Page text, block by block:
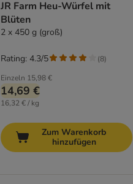
JR Farm Heu-Würfel mit
Blüten
2 x 450 g (groß)
Einzeln 15,98 €
14,69 €
16,32 € / kg
Rating: 4.3/5 (8)
Zum Warenkorb
hinzufügen